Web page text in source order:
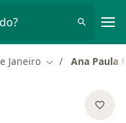
Janeiro Mudar de cidade
Ana Paula